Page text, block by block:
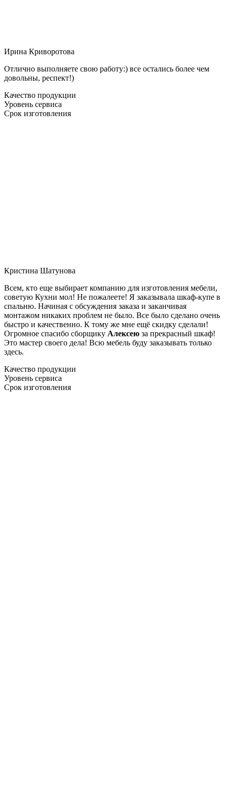
Ирина Криворотова
Отлично выполняете свою работу:) все остались более чем
довольны, респект!)
Качество продукции
Уровень сервиса
Срок изготовления
Кристина Шатунова
Всем, кто еще выбирает компанию для изготовления мебели,
советую Кухни мол! Не пожалеете! Я заказывала шкаф-купе в
спальню. Начиная с обсуждения заказа и заканчивая
монтажом никаких проблем не было. Все было сделано очень
быстро и качественно. К тому же мне ещё скидку сделали!
Огромное спасибо сборщику Алексею за прекрасный шкаф!
Это мастер своего дела! Всю мебель буду заказывать только
здесь.
Качество продукции
Уровень сервиса
Срок изготовления